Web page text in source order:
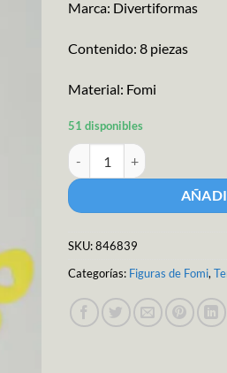
Marca: Divertiformas
Contenido: 8 piezas
Material: Fomi
51 disponibles
Fig Fomi Kit Conejo cantidad
SKU:846839
Categorías: Figuras de Fomi,